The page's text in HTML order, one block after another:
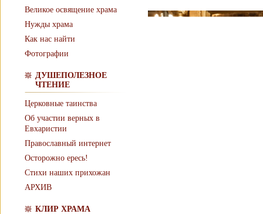
Великое освящение храма
Нужды храма
Как нас найти
Фотографии
ДУШЕПОЛЕЗНОЕ
ЧТЕНИЕ
Церковные таинства
Об участии верных в
Евхаристии
Православный интернет
Осторожно ересь!
Стихи наших прихожан
АРХИВ
КЛИР ХРАМА